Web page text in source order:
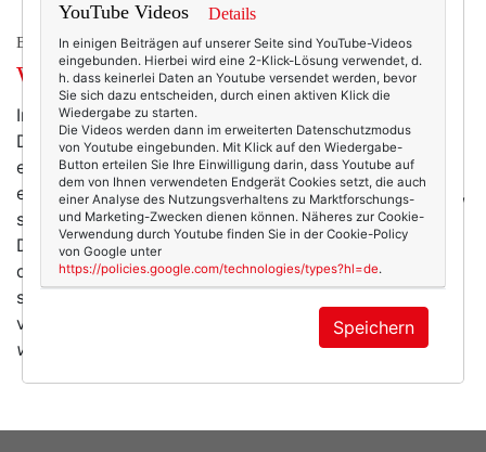
BEAUTY & FASHION
Wochenend-Dings: wärmend!
Irgendwie denke ich ja immer noch, es ist Sommer.
Deshalb hatte ich heute – ganz in diesem Sinne –
eigentlich ein Paar handgefertigte Espandrillos
eingeplant. Dieses hier nämlich (falls du in Afrika lebst,
sind sie vielleicht für dich interessant.) Aber dann.
Dann wachte ich heute von einem Hagelschauer auf,
das iPhone beharrte auf 13 Grad und ein Newsletter
schlug mir praktischerweise die ersten Wintersachen
vor. Unter anderem diese Jacke:
Lederjacke "Samira"
von Deerberg*.
YouTube Videos Details
In einigen Beiträgen auf unserer Seite sind YouTube-Videos
eingebunden. Hierbei wird eine 2-Klick-Lösung verwendet, d.
h. dass keinerlei Daten an Youtube versendet werden, bevor
Sie sich dazu entscheiden, durch einen aktiven Klick die
Wiedergabe zu starten.
Die Videos werden dann im erweiterten Datenschutzmodus
von Youtube eingebunden. Mit Klick auf den Wiedergabe-
Button erteilen Sie Ihre Einwilligung darin, dass Youtube auf
dem von Ihnen verwendeten Endgerät Cookies setzt, die auch
einer Analyse des Nutzungsverhaltens zu Marktforschungs-
und Marketing-Zwecken dienen können. Näheres zur Cookie-
Verwendung durch Youtube finden Sie in der Cookie-Policy
von Google unter
https://policies.google.com/technologies/types?hl=de.
Speichern